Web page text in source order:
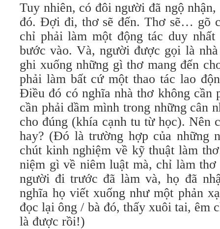
Tuy nhiên, có đôi người đã ngộ
đó. Đợi đi, thơ sẽ đến. Thơ sẽ… gõ
chỉ phải làm một động tác duy
bước vào. Và, người được gọi là
ghi xuống những gì thơ mang đến
phải làm bất cứ một thao tác lao
Điều đó có nghĩa nhà thơ không cần
cần phải dầm mình trong những cân
cho đúng (khía cạnh tu từ học). Nên
hay? (Đó là trường hợp của những
chút kinh nghiệm về kỹ thuật làm
niệm gì về niêm luật mà, chỉ làm thơ
người đi trước đã làm và, họ đã
nghĩa họ viết xuống như một phản
đọc lại ông / bà đó, thấy xuôi tai, êm
là được rồi!)